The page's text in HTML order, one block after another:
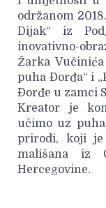
održanom
Dijak“ iz
inovativno-
Žarka
puha Đorđa“ i
Đorđe u zamci
Kreator je
učimo uz
prirodi, koji je
mališana iz
Hercegovine.